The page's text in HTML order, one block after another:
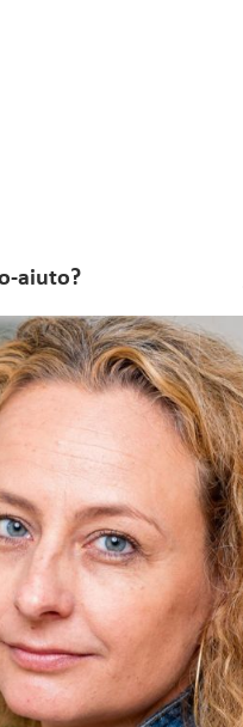
aiuto?